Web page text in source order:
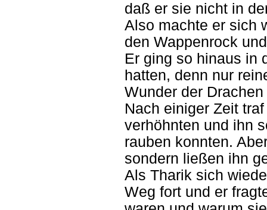
daß er sie nicht in
Also machte er sich
den Wappenrock
Er ging so hinaus in
hatten, denn nur
Wunder der
Nach einiger Zeit
verhöhnten und ihn
rauben konnten.
sondern ließen ihn
Als Tharik sich
Weg fort und er